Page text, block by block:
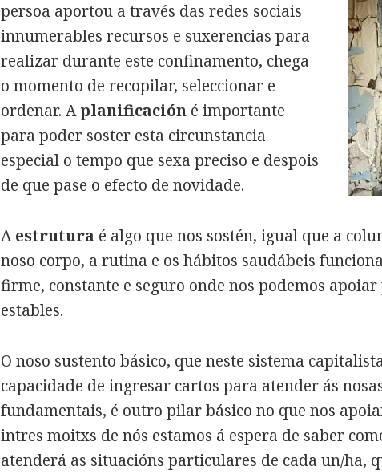
persoa aportou a través das redes sociais
innumerables recursos e suxerencias para
realizar durante este confinamento, chega
o momento de recopilar, seleccionar e
ordenar. Aplanificación é importante
para poder soster esta circunstancia
especial o tempo que sexa preciso e despois
de que pase o efecto de novidade.
Aestrutura é algo que nos sostén, igual que a
noso corpo, a rutina e os hábitos saudábeis
firme, constante e seguro onde nos podemos
estables.
O noso sustento básico, que neste sistema
capacidade de ingresar cartos para atender ás
fundamentais, é outro pilar básico no que nos
intres moitxs de nós estamos á espera de saber
atenderá as situacións particulares de cada un/ha,